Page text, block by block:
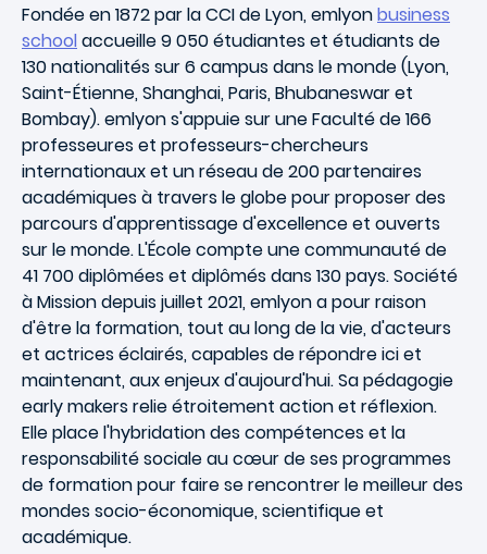
Fondée en 1872 par la CCI de Lyon, emlyonbusiness
school accueille 9 050 étudiantes et étudiants de
130 nationalités sur 6 campus dans le monde (Lyon,
Saint-Étienne, Shanghai, Paris, Bhubaneswar et
Bombay). emlyon s'appuie sur une Faculté de 166
professeures et professeurs-chercheurs
internationaux et un réseau de 200 partenaires
académiques à travers le globe pour proposer des
parcours d'apprentissage d'excellence et ouverts
sur le monde. L'École compte une communauté de
41 700 diplômées et diplômés dans 130 pays. Société
à Mission depuis juillet 2021, emlyon a pour raison
d'être la formation, tout au long de la vie, d'acteurs
et actrices éclairés, capables de répondre ici et
maintenant, aux enjeux d'aujourd'hui. Sa pédagogie
early makers relie étroitement action et réflexion.
Elle place l'hybridation des compétences et la
responsabilité sociale au cœur de ses programmes
de formation pour faire se rencontrer le meilleur des
mondes socio-économique, scientifique et
académique.